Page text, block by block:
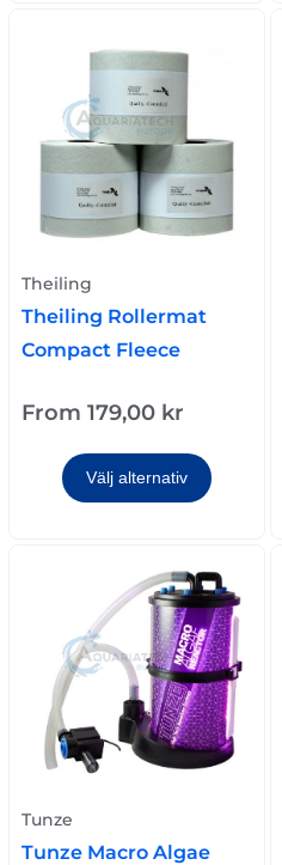
Theiling Rollermat
Compact Fleece
From 179,00 kr
Välj alternativ
Theiling
Tunze Macro Algae
Tunze